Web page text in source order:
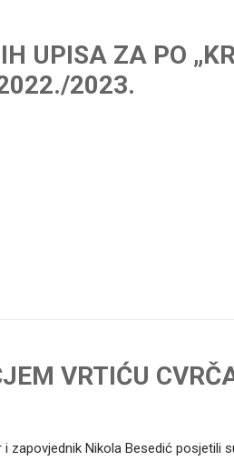
UPISA ZA PO
2023.
VRTIĆU
zapovjednik Nikola Besedić posjetili